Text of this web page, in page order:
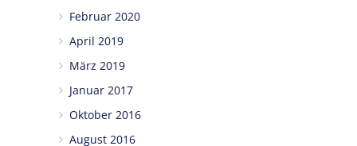
Februar 2020
April 2019
März 2019
Januar 2017
Oktober 2016
August 2016